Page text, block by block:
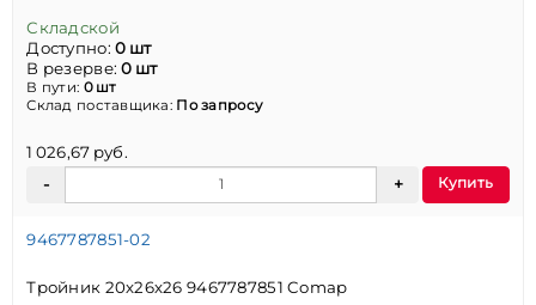
Складской
Доступно:0 шт
В резерве:0 шт
В пути: 0 шт
Склад поставщика: По запросу
1 026,67 руб.
Купить
9467787851-02
Тройник 20х26х26 9467787851 Comap